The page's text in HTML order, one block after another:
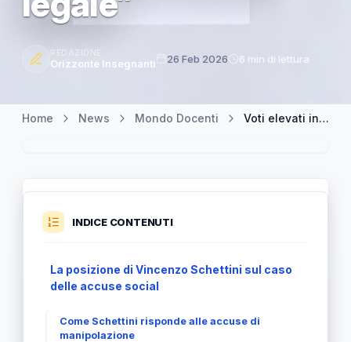
REDAZIONE
Orizzonte Insegnanti 26 Feb 2026 6 min di lettura
Home News Mondo Docenti Voti elevati in cambio di like? Schettini: “Termini fraintesi e possibile azione legale”
INDICE CONTENUTI
La posizione di Vincenzo Schettini sul caso
delle accuse social
Come Schettini risponde alle accuse di
manipolazione